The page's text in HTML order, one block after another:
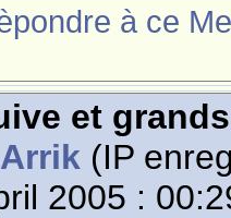
à ce
et
Arrik (IP
2005 :